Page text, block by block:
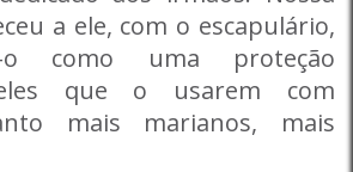
a ele, com o escapulário,
o como uma proteção
que o usarem com
mais marianos, mais